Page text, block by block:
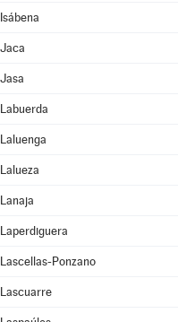
Isábena
Jaca
Jasa
Labuerda
Laluenga
Lalueza
Lanaja
Laperdiguera
Lascellas-Ponzano
Lascuarre